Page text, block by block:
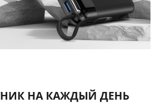
НА КАЖДЫЙ ДЕНЬ